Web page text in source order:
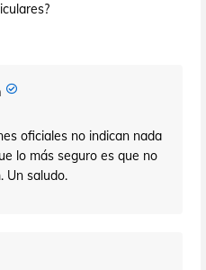
oficiales no indican nada
lo más seguro es que no
Un saludo.